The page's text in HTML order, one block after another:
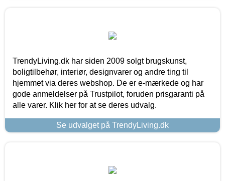
TrendyLiving.dk har siden 2009 solgt brugskunst,
boligtilbehør, interiør, designvarer og andre ting til
hjemmet via deres webshop. De er e-mærkede og har
gode anmeldelser på Trustpilot, foruden prisgaranti på
alle varer. Klik her for at se deres udvalg.
Se udvalget på TrendyLiving.dk